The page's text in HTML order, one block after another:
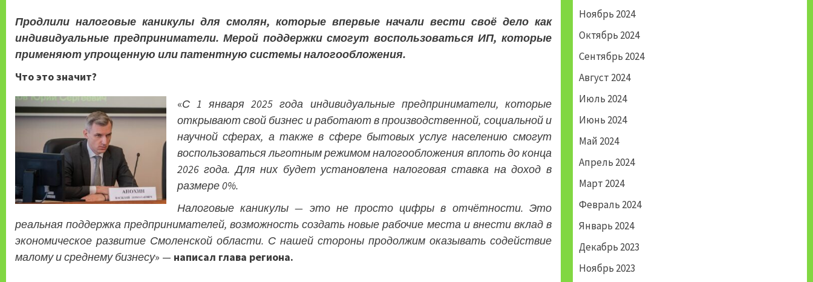
Продлили налоговые каникулы для смолян, которые впервые начали вести своё дело как
индивидуальные предприниматели. Мерой поддержки смогут воспользоваться ИП, которые
применяют упрощенную или патентную системы налогообложения.
Что это значит?
«С 1 января 2025 года индивидуальные предприниматели, которые
открывают свой бизнес и работают в производственной, социальной и
научной сферах, а также в сфере бытовых услуг населению смогут
воспользоваться льготным режимом налогообложения вплоть до конца
2026 года. Для них будет установлена налоговая ставка на доход в
размере 0%.
Налоговые каникулы — это не просто цифры в отчётности. Это
реальная поддержка предпринимателей, возможность создать новые рабочие места и внести вклад в
экономическое развитие Смоленской области. С нашей стороны продолжим оказывать содействие
малому и среднему бизнесу» — написал глава региона.
Ноябрь 2024
Октябрь 2024
Сентябрь 2024
Август 2024
Июль 2024
Июнь 2024
Май 2024
Апрель 2024
Март 2024
Февраль 2024
Январь 2024
Декабрь 2023
Ноябрь 2023